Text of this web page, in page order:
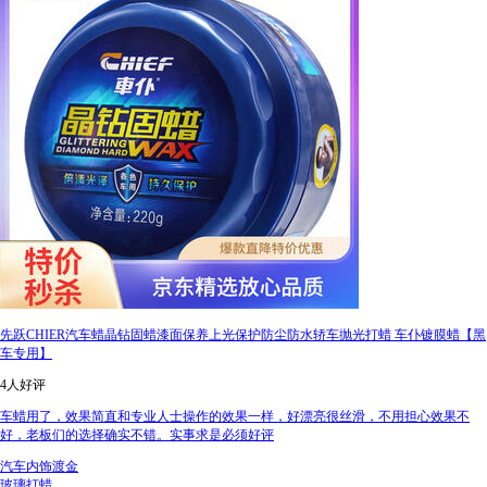
先跃CHIER汽车蜡晶钻固蜡漆面保养上光保护防尘防水轿车抛光打蜡 车仆镀膜蜡【黑
车专用】
4人好评
车蜡用了，效果简直和专业人士操作的效果一样，好漂亮很丝滑，不用担心效果不
好，老板们的选择确实不错。实事求是必须好评
汽车内饰渡金